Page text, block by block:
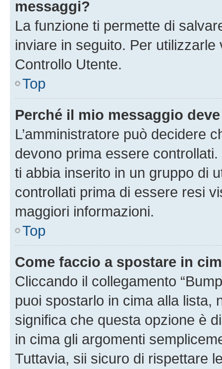
messaggi?
La funzione ti permette di
inviare in seguito. Per utilizzarle
Controllo Utente.
Top
Perché il mio messaggio
L’amministratore può decidere
devono prima essere
ti abbia inserito in un gruppo di
controllati prima di essere resi
maggiori informazioni.
Top
Come faccio a spostare in
Cliccando il collegamento
puoi spostarlo in cima alla lista,
significa che questa opzione è
in cima gli argomenti
Tuttavia, sii sicuro di rispettare